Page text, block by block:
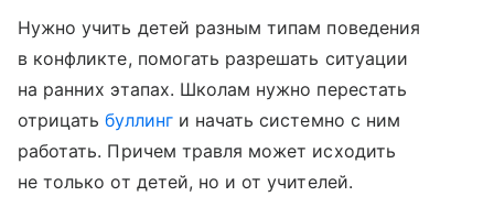
Нужно учить детей разным типам поведения
в конфликте, помогать разрешать ситуации
на ранних этапах. Школам нужно перестать
отрицатьбуллинги начать системно с ним
работать. Причем травля может исходить
не только от детей, но и от учителей.